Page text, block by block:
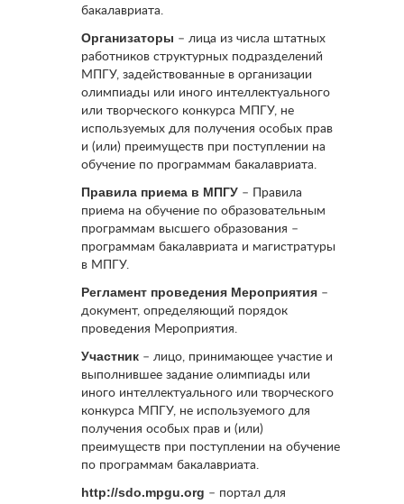
бакалавриата.
Организаторы – лица из числа штатных
работников структурных подразделений
МПГУ, задействованные в организации
олимпиады или иного интеллектуального
или творческого конкурса МПГУ, не
используемых для получения особых прав
и (или) преимуществ при поступлении на
обучение по программам бакалавриата.
Правила приема в МПГУ – Правила
приема на обучение по образовательным
программам высшего образования –
программам бакалавриата и магистратуры
в МПГУ.
Регламент проведения Мероприятия –
документ, определяющий порядок
проведения Мероприятия.
Участник – лицо, принимающее участие и
выполнившее задание олимпиады или
иного интеллектуального или творческого
конкурса МПГУ, не используемого для
получения особых прав и (или)
преимуществ при поступлении на обучение
по программам бакалавриата.
http://sdo.mpgu.org – портал для